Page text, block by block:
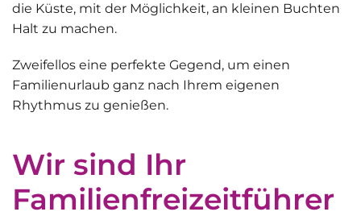
die Küste, mit der Möglichkeit, an kleinen Buchten
Halt zu machen.
Zweifellos eine perfekte Gegend, um einen
Familienurlaub ganz nach Ihrem eigenen
Rhythmus zu genießen.
Wir sind Ihr
Familienfreizeitführer